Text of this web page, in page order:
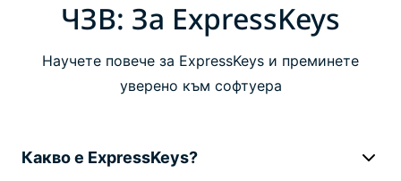
ЧЗВ: За ExpressKeys
Научете повече за ExpressKeys и преминете
уверено към софтуера
Какво е ExpressKeys?